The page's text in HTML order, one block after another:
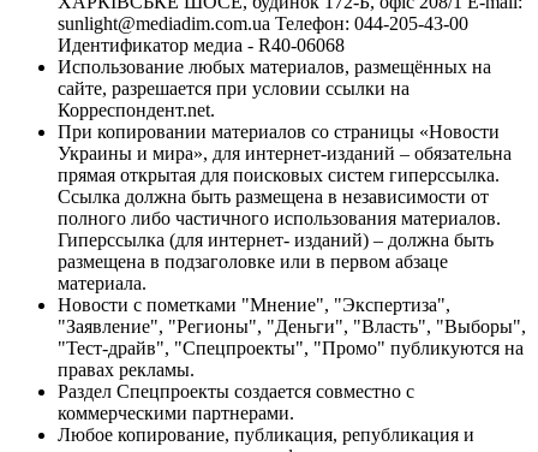
sunlight@mediadim.com.ua Телефон: 044-205-43-00
Идентификатор медиа - R40-06068
Использование любых материалов, размещённых на
сайте, разрешается при условии ссылки на
Корреспондент.net.
При копировании материалов со страницы «Новости
Украины и мира», для интернет-изданий – обязательна
прямая открытая для поисковых систем гиперссылка.
Ссылка должна быть размещена в независимости от
полного либо частичного использования материалов.
Гиперссылка (для интернет- изданий) – должна быть
размещена в подзаголовке или в первом абзаце
материала.
Новости с пометками "Мнение", "Экспертиза",
"Заявление", "Регионы", "Деньги", "Власть", "Выборы",
"Тест-драйв", "Спецпроекты", "Промо" публикуются на
правах рекламы.
Раздел Спецпроекты создается совместно с
коммерческими партнерами.
Любое копирование, публикация, републикация и